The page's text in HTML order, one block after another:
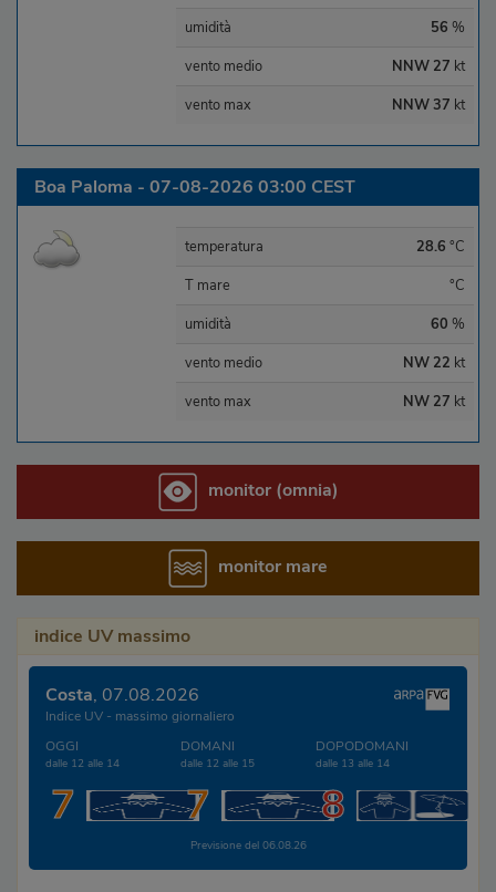
umidità
56 %
vento medio
NNW 27 kt
vento max
NNW 37 kt
Boa Paloma - 07-08-2026 03:00 CEST
temperatura 28.6 °C
T mare
°C
umidità
60 %
vento medio
NW 22 kt
vento max
NW 27 kt
monitor (omnia)
monitor mare
indice UV massimo
Costa, 07.08.2026
Indice UV - massimo giornaliero
OGGI
dalle 12 alle 14
7
DOMANI
dalle 12 alle 15
7
DOPODOMANI
dalle 13 alle 14
8
Previsione del 06.08.26